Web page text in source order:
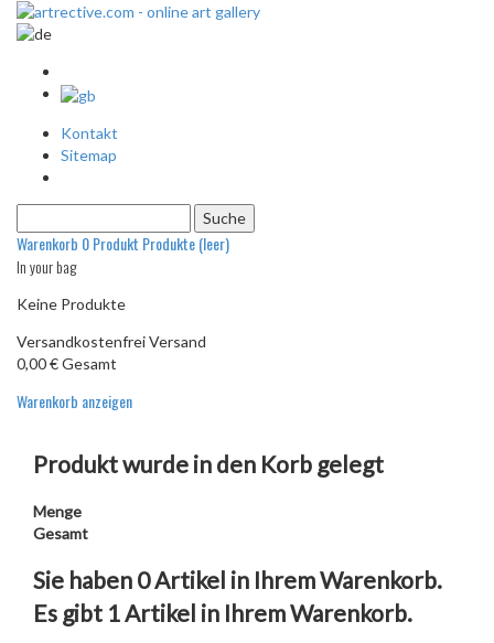
Kontakt
Sitemap
Warenkorb 0Produkt Produkte(leer)
In your bag
Keine Produkte
VersandkostenfreiVersand
0,00 €Gesamt
Warenkorb anzeigen
Produkt wurde in den Korb gelegt
Menge
Gesamt
Sie haben 0Artikel in Ihrem Warenkorb.
Es gibt 1 Artikel in Ihrem Warenkorb.